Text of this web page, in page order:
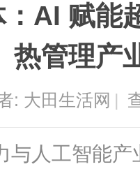
AI 赋能
热管理产
: 大田生活网 |
与人工智能